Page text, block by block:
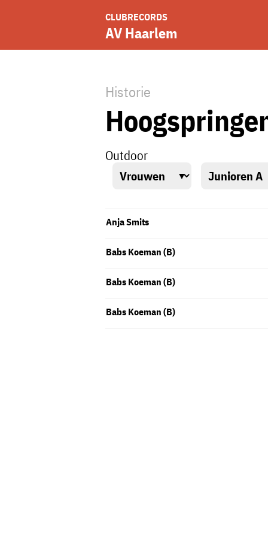
CLUBRECORDS
AV Haarlem
Historie
Outdoor
Anja Smits
Babs Koeman (B)
Babs Koeman (B)
Babs Koeman (B)